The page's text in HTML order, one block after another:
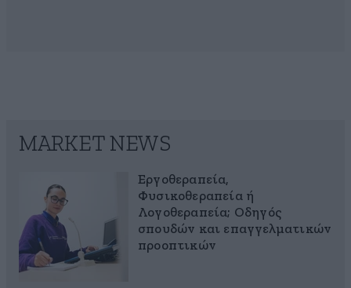
MARKET NEWS
Εργοθεραπεία,
Φυσικοθεραπεία ή
Λογοθεραπεία; Οδηγός
σπουδών και επαγγελματικών
προοπτικών